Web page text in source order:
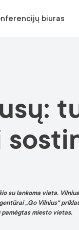
biuras
lankoma vieta.
„Go Vilnius“
miesto vietas.